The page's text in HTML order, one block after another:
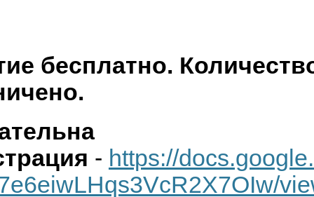
бесплатно.
- https://